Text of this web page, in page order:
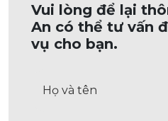
Vui lòng để lại
An có thể tư vấn
vụ cho bạn.